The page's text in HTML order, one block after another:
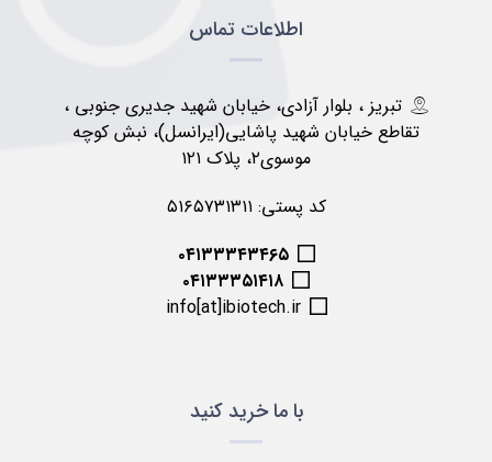
اطلاعات تماس
تبریز ، بلوار آزادی، خیابان شهید جدیری جنوبی ،
تقاطع خیابان شهید پاشایی(ایرانسل)، نبش کوچه
موسوی۲، پلاک ۱۲۱
کد پستی: ۵۱۶۵۷۳۱۳۱۱
۰۴۱۳۳۳۴۳۴۶۵
۰۴۱۳۳۳۵۱۴۱۸
info[at]ibiotech.ir
با ما خرید کنید